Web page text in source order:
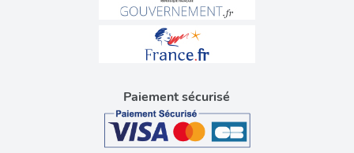
Paiement sécurisé